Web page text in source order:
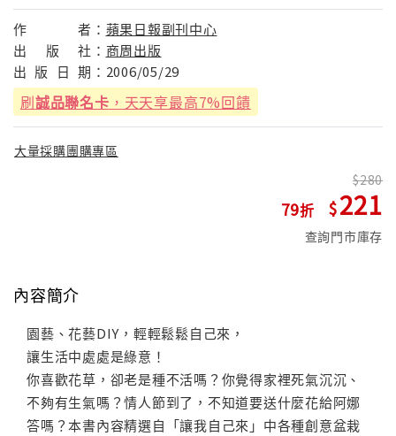
作 者： 蘋果日報副刊中心
出
版 社： 商周出版
出 版 日 期： 2006/05/29
刷誠品聯名卡 ，天天享最高7%回饋
大量採購團購專區
79
280
221
查詢門市庫存
內容簡介
園藝、花藝DIY，輕輕鬆鬆自己來，
讓生活中處處是綠意！
你喜歡花草，卻老是種不活嗎？你覺得家裡死氣沉沉、
不夠有生氣嗎？情人節到了，不知道要送什麼花給阿娜
答嗎？本書內容精選自「讓我自己來」中各種創意盆栽